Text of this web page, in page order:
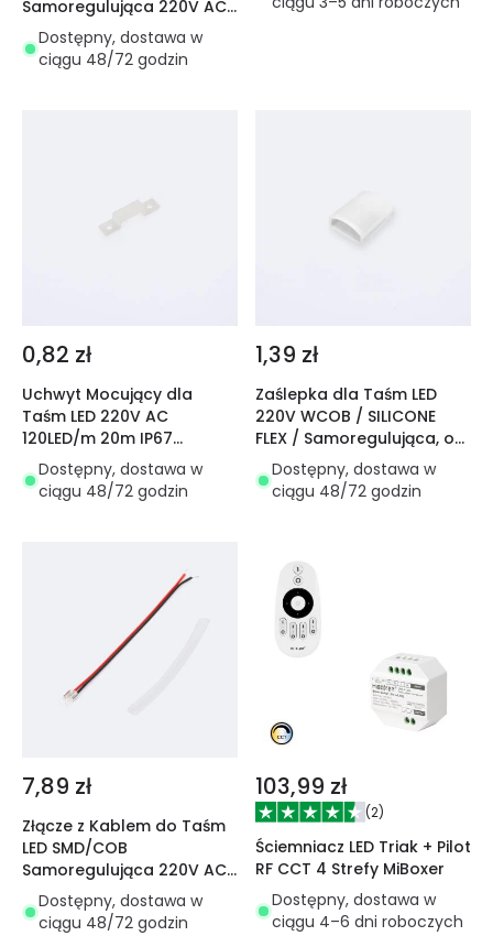
Samoregulująca 220V AC
120 LED/m
Dostępny, dostawa w
ciągu 48/72 godzin
0,82 zł
Uchwyt Mocujący dla
Taśm LED 220V AC
120LED/m 20m IP67
Szerokość 9 mm Cięcie co
10 cm
Dostępny, dostawa w
ciągu 48/72 godzin
1,39 zł
Zaślepka dla Taśm LED
220V WCOB / SILICONE
FLEX / Samoregulująca, o
szerokości 9–10 mm
Dostępny, dostawa w
ciągu 48/72 godzin
7,89 zł
Złącze z Kablem do Taśm
LED SMD/COB
Samoregulująca 220V AC
IP65 Szerokość 6,5 mm
Dostępny, dostawa w
ciągu 48/72 godzin
103,99 zł
(2)
Ściemniacz LED Triak + Pilot
RF CCT 4 Strefy MiBoxer
Dostępny, dostawa w
ciągu 4–6 dni roboczych